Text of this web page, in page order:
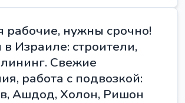
рабочие, нужны срочно!
Израиле: строители,
Свежие
работа с подвозкой:
Ашдод, Холон, Ришон